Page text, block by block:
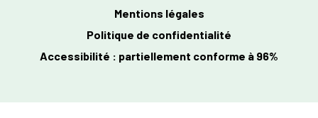
Mentions légales
Politique de confidentialité
Accessibilité : partiellement conforme à 96%